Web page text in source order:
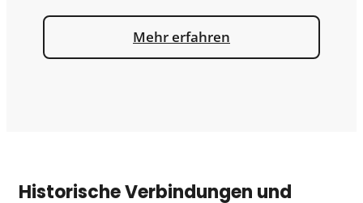
Mehr erfahren
Historische Verbindungen und